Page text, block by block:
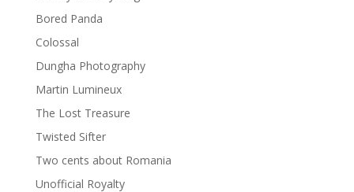
Bored Panda
Colossal
Dungha Photography
Martin Lumineux
The Lost Treasure
Twisted Sifter
Two cents about Romania
Unofficial Royalty